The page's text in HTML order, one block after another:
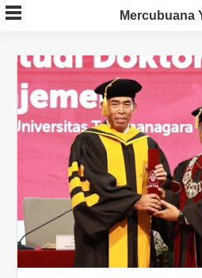
Skip
to
Mercubuana